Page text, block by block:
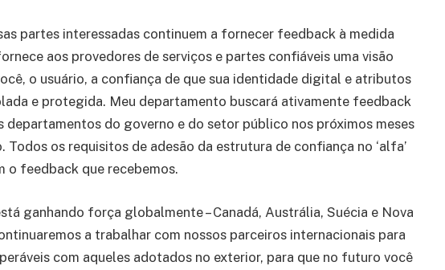
partes interessadas continuem a fornecer feedback à medida
aos provedores de serviços e partes confiáveis ​​uma visão
o usuário, a confiança de que sua identidade digital e atributos
e protegida. Meu departamento buscará ativamente feedback
do governo e do setor público nos próximos meses
os requisitos de adesão da estrutura de confiança no ‘alfa’
o feedback que recebemos.
ganhando força globalmente – Canadá, Austrália, Suécia e Nova
a trabalhar com nossos parceiros internacionais para
​​com aqueles adotados no exterior, para que no futuro você